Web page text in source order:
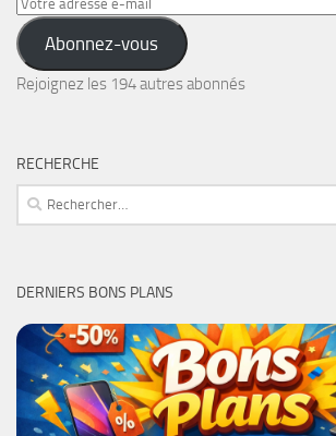
adresse
e-
mail
Abonnez-vous
Rejoignez les 194 autres abonnés
RECHERCHE
Rechercher :
DERNIERS BONS PLANS